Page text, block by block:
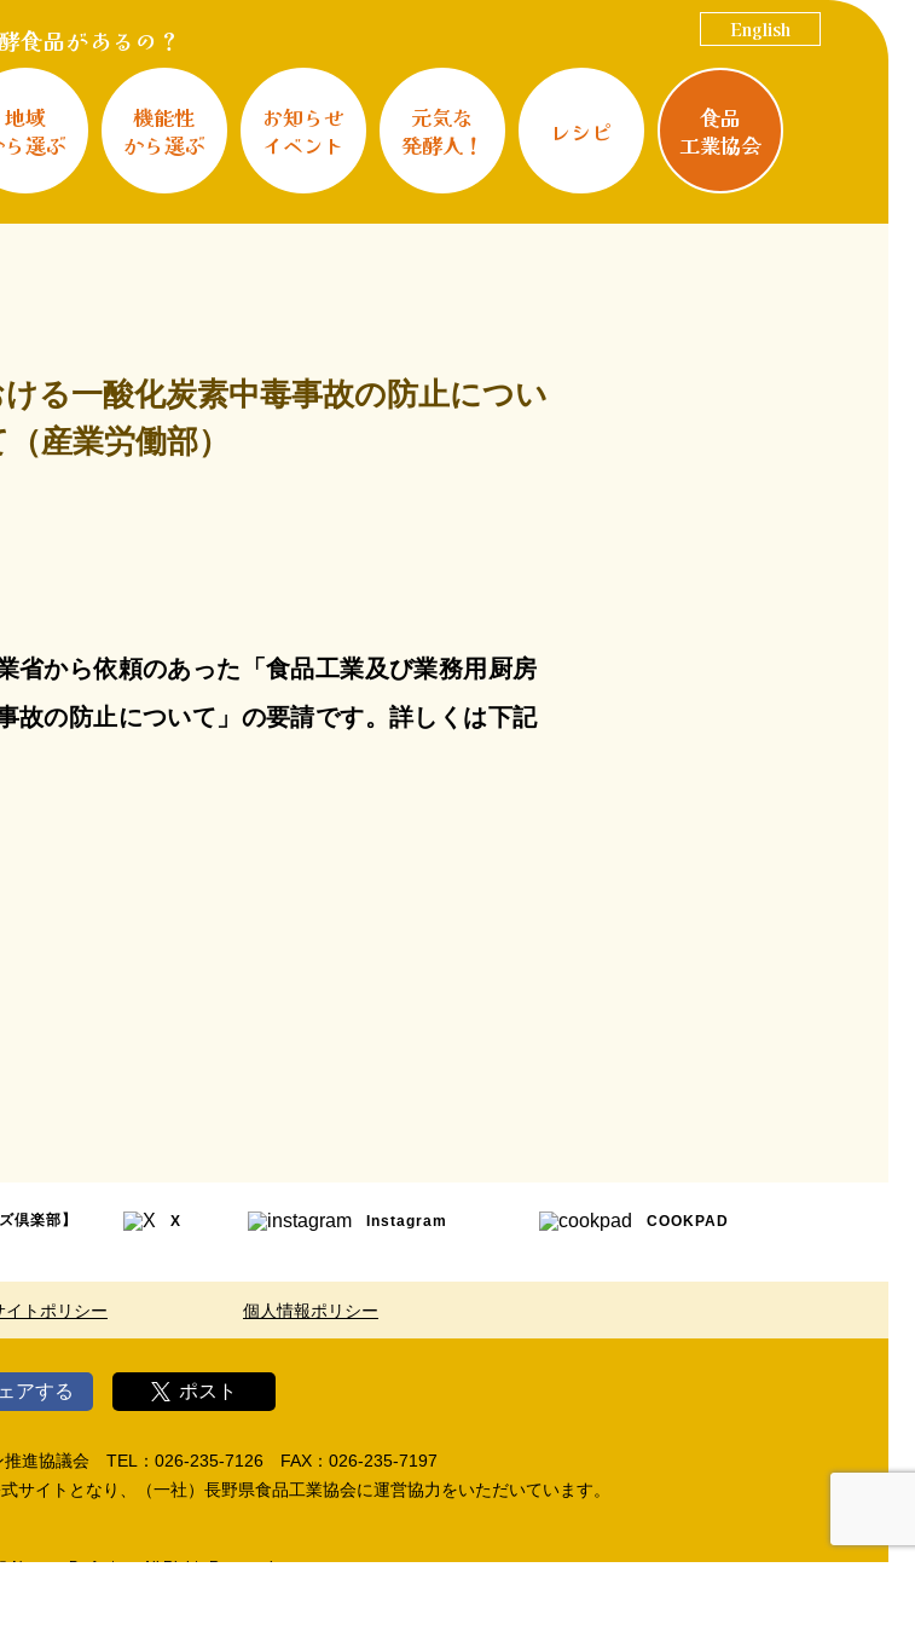
English
食品があるの？
地域
ら選ぶ
機能性
から選ぶ
お知らせ
イベント
元気な
発酵人！
レシピ
食品
工業協会
ける一酸化炭素中毒事故の防止につい
（産業労働部）
省から依頼のあった「食品工業及び業務用厨房
故の防止について」の要請です。詳しくは下記
倶楽部】
X Instagram COOKPAD
イトポリシー 個人情報ポリシー
アする ポスト
推進協議会 TEL：026-235-7126 FAX：026-235-7197
サイトとなり、（一社）長野県食品工業協会に運営協力をいただいています。
Nagano Prefecture. All Rights Reserved.